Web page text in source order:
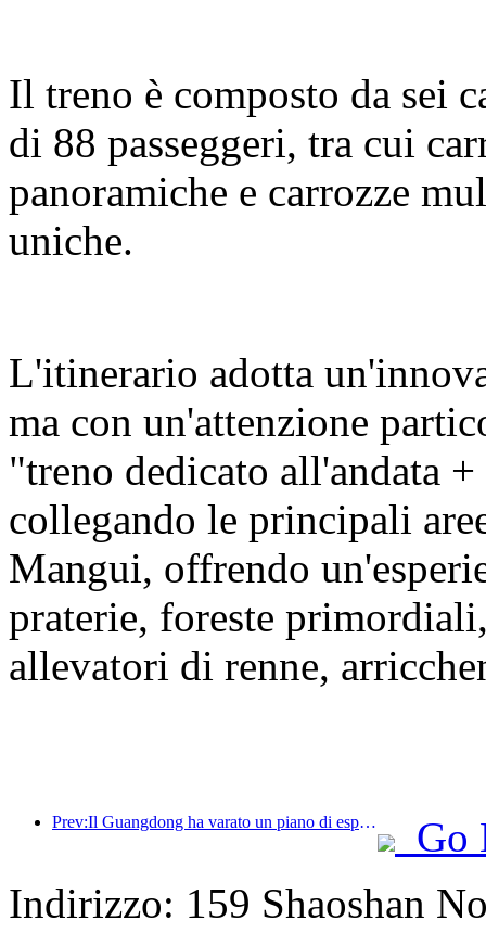
Il treno è composto da sei
di 88 passeggeri, tra cui
panoramiche e carrozze
uniche.
L'itinerario adotta
ma con un'attenzione
"treno dedicato all'andata
collegando le principali
Mangui, offrendo
praterie, foreste
allevatori di renne,
Prev:Il Guangdong ha varato un piano di espansione della capacità del settore dei servizi per trasformare la Greater Bay Area in una destinazione turistica di livello mondiale.
Go
Indirizzo: 159 Shaoshan